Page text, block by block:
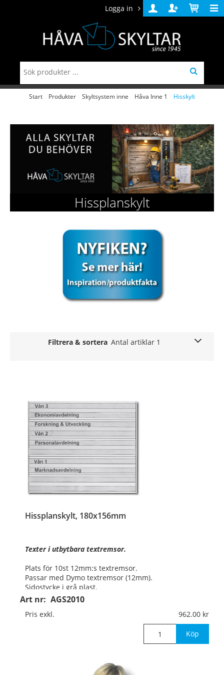
Logga in
Logga
in
Skapa
konto
Varukorg
Start Produkter Skyltsystem inne Håva Inne 1 Hisskylt
Hissplanskylt
Filtrera & sortera Antal artiklar 1
Hissplanskylt, 180x156mm
Art nr: AGS2010
Texter i utbytbara textremsor.
Plats för 10st 12mm:s textremsor.
Passar med Dymo textremsor (12mm).
Sidostycke i grå plast.
Mått:180x156mm
Pris exkl. tex
Pris exkl. 962.00
Köp